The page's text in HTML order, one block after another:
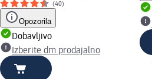
(40)
Opozorila
Dobavljivo
Izberite dm prodajalno